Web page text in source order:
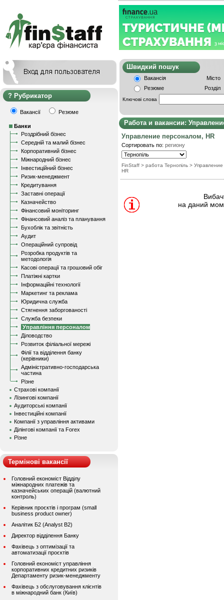
Рубрикатор
Вакансії Резюме
Банки
Роздрібний бізнес
Середній та малий бізнес
Корпоративний бізнес
Міжнародний бізнес
Інвестиційний бізнес
Ризик-менеджмент
Кредитування
Заставні операції
Казначейство
Фінансовий моніторинг
Фінансовий аналіз та планування
Бухоблік та звітність
Аудит
Операційний супровід
Розробка продуктів та
методологія
Касові операції та грошовий обіг
Платіжні картки
Інформаційні технології
Маркетинг та реклама
Юридична служба
Стягнення заборгованості
Служба безпеки
Управління персоналом
Діловодство
Розвиток філіальної мережі
Філії та відділення банку
(керівники)
Адміністративно-господарська
частина
Різне
Страхові компанії
Лізингові компанії
Аудиторські компанії
Інвестиційні компанії
Компанії з управління активами
Ділінгові компанії та Forex
Різне
Термінові вакансії
Головний економіст Відділу
міжнародних платежів та
казначейських операцій (валютний
контроль)
Керівник проєктів і програм (small
business product owner)
Аналітик Б2 (Analyst B2)
Директор відділення Банку
Фахівець з оптимізації та
автоматизації проєктів
Головний економіст управління
корпоративних кредитних ризиків
Департаменту ризик-менеджменту
Фахівець з обслуговування клієнтів
в міжнародний банк (Київ)
Швидкий
Вакансія
Місто
Резюме
Розділ
Ключові слова
Работа и вакансии:
Управление персоналом, HR
Сортировать по: региону
FinStaff > работа Тернопіль >
HR
на даний